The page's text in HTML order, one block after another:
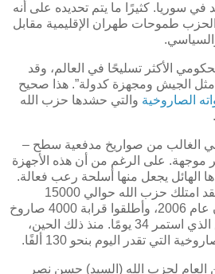
في سوريا. كثيرًا ما يتم تحديده على أنه
طموحات طهران الإقليمية مقابل
.
الأكثر تسليحًا في العالم، وقد
مثل الجيش ومجهزة كدولة”. هذا صحيح
الصاروخية والتي حشدها حزب الله
.
الغالب من صواريخ مدفعية سطح –
موجهة. على الرغم من أن هذه الأجهزة
الهائل يجعل منها أسلحة رعب فعالة.
ووفقًا لمصادر إسرائيلية، فقد امتلك حزب الله حوالي 15000
صاروخًا، عشية حرب لبنان عام 2006، وأطلقوا قرابة 4000 صاروخ
على إسرائيل خلال الصراع الذي استمر 34 يومًا. منذ ذلك الحين،
التي تقدر اليوم بنحو 130 ألفًا.
الأمين العام لحزب الله (السيد) حسن نصر